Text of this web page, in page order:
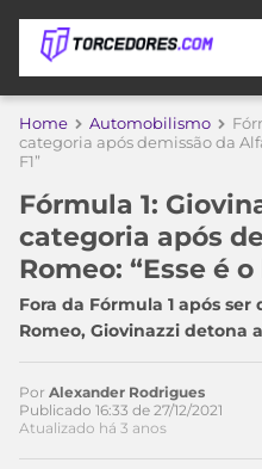
APOSTAS
DE
APOSTA
MELHORES
SITES
DE
APOSTAS
2026
CÓDIGO
COPA
DO
MUNDO
MEU
TIME
CAMPEONATOS
Home Automobilismo
categoria após demissão da
F1”
Fórmula 1:
categoria após
Romeo: “Esse é
Fora da Fórmula 1 após
Romeo, Giovinazzi detona
Acesse o perfil do
no Twitter
Por Alexander Rodrigues
Publicado 16:33 de 27/12/2021
Atualizado há 3 anos